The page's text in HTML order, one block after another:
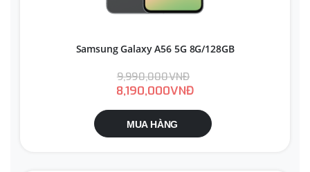
Samsung Galaxy A56 5G 8G/128GB
9,990,000VNĐ
8,190,000VNĐ
MUA HÀNG